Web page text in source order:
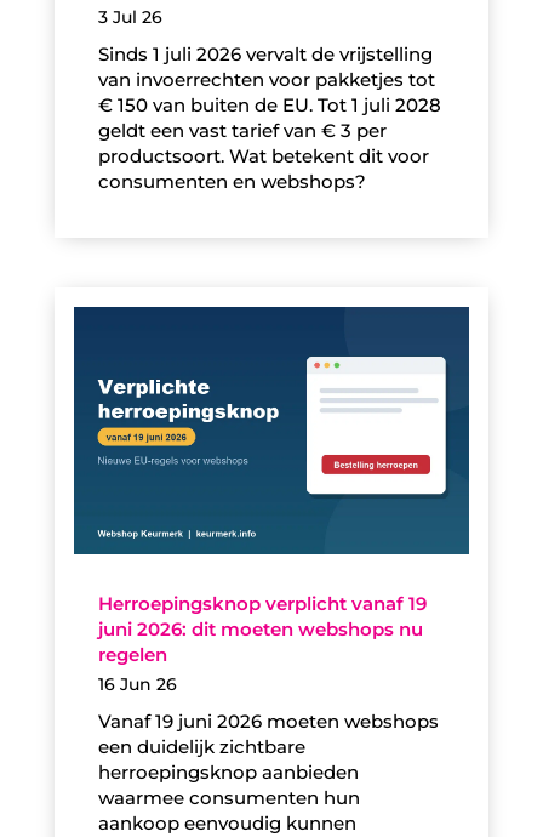
3 Jul 26
Sinds 1 juli 2026 vervalt de vrijstelling
van invoerrechten voor pakketjes tot
€ 150 van buiten de EU. Tot 1 juli 2028
geldt een vast tarief van € 3 per
productsoort. Wat betekent dit voor
consumenten en webshops?
Herroepingsknop verplicht vanaf 19
juni 2026: dit moeten webshops nu
regelen
16 Jun 26
Vanaf 19 juni 2026 moeten webshops
een duidelijk zichtbare
herroepingsknop aanbieden
waarmee consumenten hun
aankoop eenvoudig kunnen